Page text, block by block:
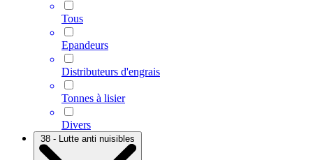
Tous
Epandeurs
Distributeurs d'engrais
Tonnes à lisier
Divers
38 - Lutte anti nuisibles